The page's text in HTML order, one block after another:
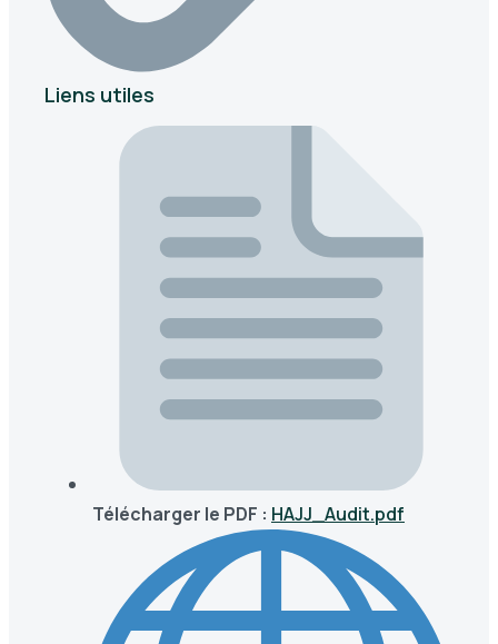
Liens utiles
Télécharger le PDF : HAJJ_Audit.pdf